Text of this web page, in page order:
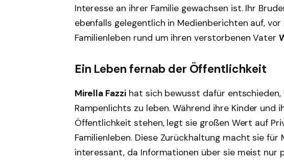
Interesse an ihrer Familie gewachsen ist. Ihr
ebenfalls gelegentlich in Medienberichten auf,
Familienleben rund um ihren verstorbenen Vater
Ein Leben fernab der Öffentlichkeit
Mirella Fazzihat sich bewusst dafür entschieden,
Rampenlichts zu leben. Während ihre Kinder und
Öffentlichkeit stehen, legt sie großen Wert auf
Familienleben. Diese Zurückhaltung macht sie für
interessant, da Informationen über sie meist nur